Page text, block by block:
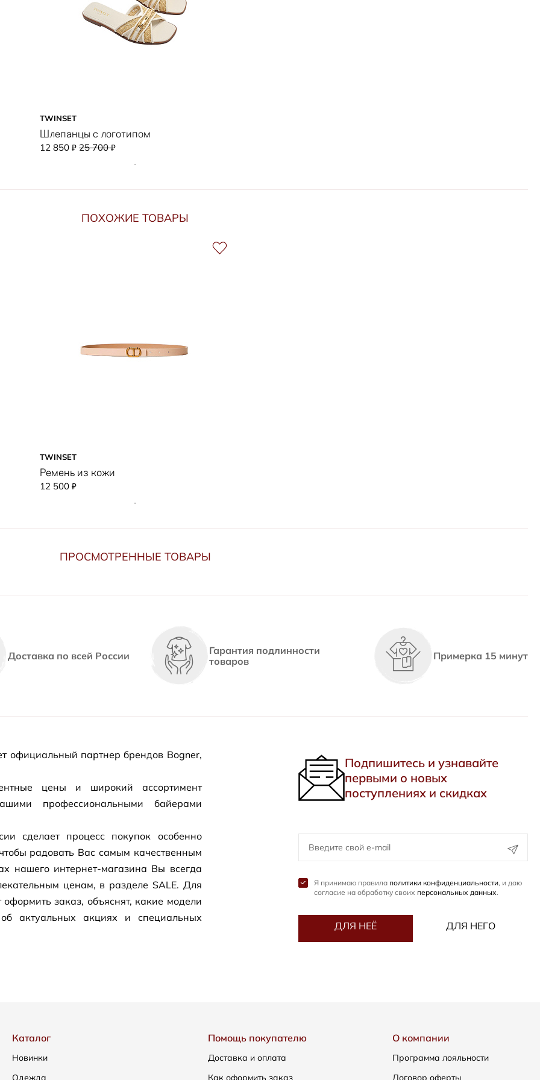
TWINSET
Шлепанцы с логотипом
12 850 ₽ 25 700₽
ПОХОЖИЕ ТОВАРЫ
TWINSET
Ремень из кожи
12 500 ₽
ПРОСМОТРЕННЫЕ ТОВАРЫ
Доставка по всей России
Гарантия подлинности
товаров
Примерка 15 минут
официальный партнер брендов Bogner,
цены и широкий ассортимент
профессиональными байерами
сделает процесс покупок особенно
радовать Вас самым качественным
нашего интернет-магазина Вы всегда
ценам, в разделе SALE. Для
оформить заказ, объяснят, какие модели
актуальных акциях и специальных
Подпишитесь и узнавайте
первыми о новых
поступлениях и скидках
Я принимаю правила политики конфиденциальности, и даю
согласие на обработку своих персональных данных.
ДЛЯ НЕЁ ДЛЯ НЕГО
Каталог
Новинки
Одежда
Помощь покупателю
Доставка и оплата
Как оформить заказ
О компании
Программа лояльности
Договор оферты